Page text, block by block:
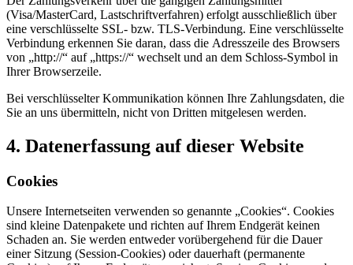
(Visa/MasterCard, Lastschriftverfahren) erfolgt ausschließlich über
eine verschlüsselte SSL- bzw. TLS-Verbindung. Eine verschlüsselte
Verbindung erkennen Sie daran, dass die Adresszeile des Browsers
von „http://“ auf „https://“ wechselt und an dem Schloss-Symbol in
Ihrer Browserzeile.
Bei verschlüsselter Kommunikation können Ihre Zahlungsdaten, die
Sie an uns übermitteln, nicht von Dritten mitgelesen werden.
4. Datenerfassung auf dieser Website
Cookies
Unsere Internetseiten verwenden so genannte „Cookies“. Cookies
sind kleine Datenpakete und richten auf Ihrem Endgerät keinen
Schaden an. Sie werden entweder vorübergehend für die Dauer
einer Sitzung (Session-Cookies) oder dauerhaft (permanente